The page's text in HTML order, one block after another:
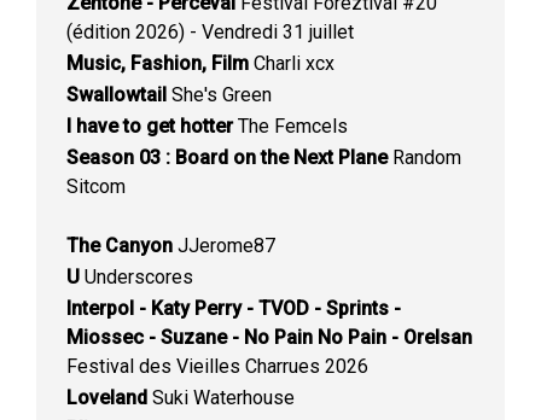
(édition 2026) - Vendredi 31 juillet
Music, Fashion, Film Charli xcx
Swallowtail She's Green
I have to get hotterThe Femcels
Season 03 : Board on the Next PlaneRandom
Sitcom
The Canyon JJerome87
U Underscores
Interpol - Katy Perry - TVOD - Sprints -
Miossec - Suzane - No Pain No Pain - Orelsan
Festival des Vieilles Charrues 2026
Loveland Suki Waterhouse